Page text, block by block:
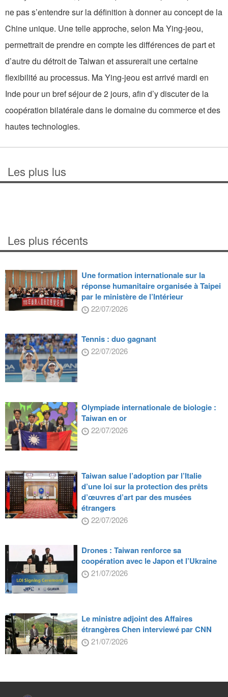
ne pas s’entendre sur la définition à donner au concept de la
Chine unique. Une telle approche, selon Ma Ying-jeou,
permettrait de prendre en compte les différences de part et
d’autre du détroit de Taiwan et assurerait une certaine
flexibilité au processus. Ma Ying-jeou est arrivé mardi en
Inde pour un bref séjour de 2 jours, afin d’y discuter de la
coopération bilatérale dans le domaine du commerce et des
hautes technologies.
Les plus lus
Les plus récents
Une formation internationale sur la
réponse humanitaire organisée à Taipei
par le ministère de l’Intérieur
22/07/2026
Tennis : duo gagnant
22/07/2026
Olympiade internationale de biologie :
Taiwan en or
22/07/2026
Taiwan salue l’adoption par l’Italie
d’une loi sur la protection des prêts
d’œuvres d’art par des musées
étrangers
22/07/2026
Drones : Taiwan renforce sa
coopération avec le Japon et l’Ukraine
21/07/2026
Le ministre adjoint des Affaires
étrangères Chen interviewé par CNN
21/07/2026